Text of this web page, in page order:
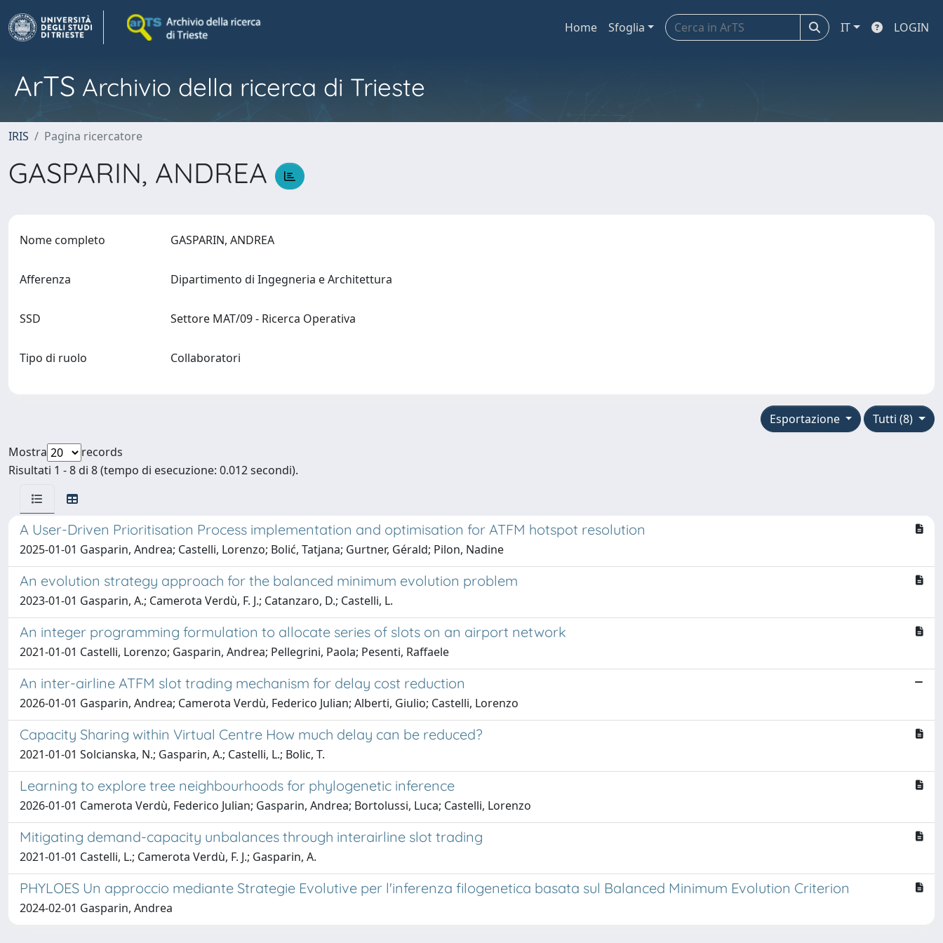
Home Sfoglia IT LOGIN
ArTS Archivio della ricerca di Trieste
IRIS Pagina ricercatore
GASPARIN, ANDREA
Nome completo GASPARIN, ANDREA
Afferenza Dipartimento di Ingegneria e Architettura
SSD Settore MAT/09 - Ricerca Operativa
Tipo di ruolo Collaboratori
Tutti (8)
Esportazione
Mostra
records
Risultati 1 - 8 di 8 (tempo di esecuzione: 0.012 secondi).
A User-Driven Prioritisation Process implementation and optimisation for ATFM hotspot resolution
2025-01-01 Gasparin, Andrea; Castelli, Lorenzo; Bolić, Tatjana; Gurtner, Gérald; Pilon, Nadine
An evolution strategy approach for the balanced minimum evolution problem
2023-01-01 Gasparin, A.; Camerota Verdù, F. J.; Catanzaro, D.; Castelli, L.
An integer programming formulation to allocate series of slots on an airport network
2021-01-01 Castelli, Lorenzo; Gasparin, Andrea; Pellegrini, Paola; Pesenti, Raffaele
An inter-airline ATFM slot trading mechanism for delay cost reduction
2026-01-01 Gasparin, Andrea; Camerota Verdù, Federico Julian; Alberti, Giulio; Castelli, Lorenzo
Capacity Sharing within Virtual Centre How much delay can be reduced?
2021-01-01 Solcianska, N.; Gasparin, A.; Castelli, L.; Bolic, T.
Learning to explore tree neighbourhoods for phylogenetic inference
2026-01-01 Camerota Verdù, Federico Julian; Gasparin, Andrea; Bortolussi, Luca; Castelli, Lorenzo
Mitigating demand-capacity unbalances through interairline slot trading
2021-01-01 Castelli, L.; Camerota Verdù, F. J.; Gasparin, A.
PHYLOES Un approccio mediante Strategie Evolutive per l'inferenza filogenetica basata sul Balanced Minimum Evolution Criterion
2024-02-01 Gasparin, Andrea